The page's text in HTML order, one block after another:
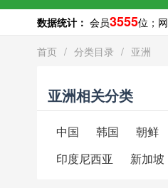
数据统计： 会员3555位；
首页 / 分类目录 / 亚洲
亚洲相关分类
中国 韩国 朝鲜
印度尼西亚
新加坡